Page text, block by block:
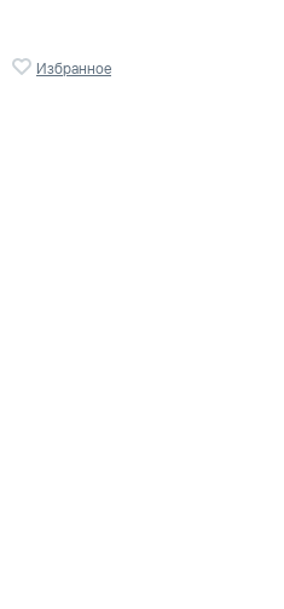
Избранное